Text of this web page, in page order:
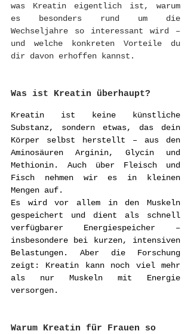
was Kreatin eigentlich ist, warum
es besonders rund um die
Wechseljahre so interessant wird –
und welche konkreten Vorteile du
dir davon erhoffen kannst.
Was ist Kreatin überhaupt?
Kreatin ist keine künstliche
Substanz, sondern etwas, das dein
Körper selbst herstellt – aus den
Aminosäuren Arginin, Glycin und
Methionin. Auch über Fleisch und
Fisch nehmen wir es in kleinen
Mengen auf.
Es wird vor allem in den Muskeln
gespeichert und dient als schnell
verfügbarer Energiespeicher –
insbesondere bei kurzen, intensiven
Belastungen. Aber die Forschung
zeigt: Kreatin kann noch viel mehr
als nur Muskeln mit Energie
versorgen.
Warum Kreatin für Frauen so